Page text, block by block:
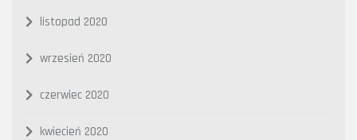
listopad 2020
wrzesień 2020
czerwiec 2020
kwiecień 2020